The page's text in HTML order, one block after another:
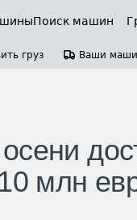
Поиск машин
груз Ваши
млн